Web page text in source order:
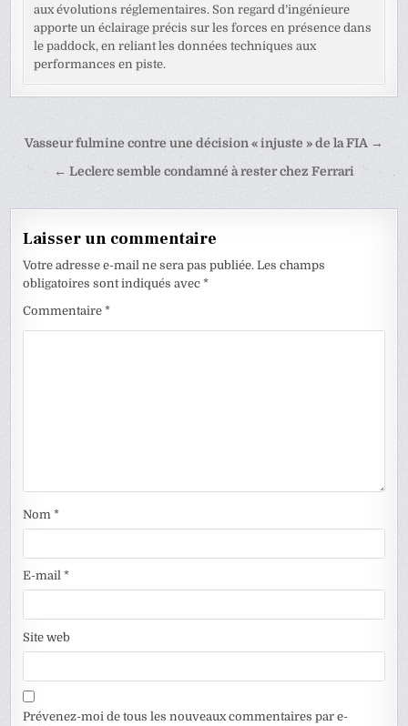
aux évolutions réglementaires. Son regard d’ingénieure
apporte un éclairage précis sur les forces en présence dans
le paddock, en reliant les données techniques aux
performances en piste.
Navigation
Vasseur fulmine contre une décision « injuste » de la FIA →
← Leclerc semble condamné à rester chez Ferrari
Laisser un commentaire
Votre adresse e-mail ne sera pas publiée. Les champs
obligatoires sont indiqués avec*
Commentaire*
Nom*
E-mail*
Site web
Prévenez-moi de tous les nouveaux commentaires par e-